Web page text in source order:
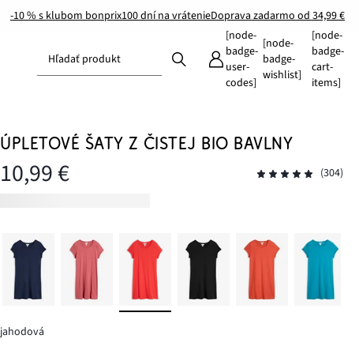
-10 % s klubom bonprix100 dní na vrátenieDoprava zadarmo od 34,99 €
Hľadať produkt
[node-
badge-
user-
codes]
[node-
badge-
wishlist]
[node-
badge-
cart-
items]
ÚPLETOVÉ ŠATY Z ČISTEJ BIO BAVLNY
10,99 € (304)
jahodová